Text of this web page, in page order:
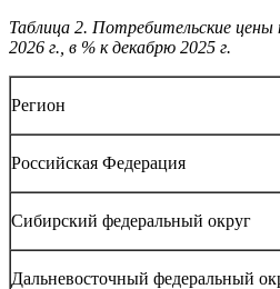
Таблица 2. Потребительские цены
2026 г., в % к декабрю 2025 г.
Регион
Российская Федерация
Сибирский федеральный округ
Дальневосточный федеральный